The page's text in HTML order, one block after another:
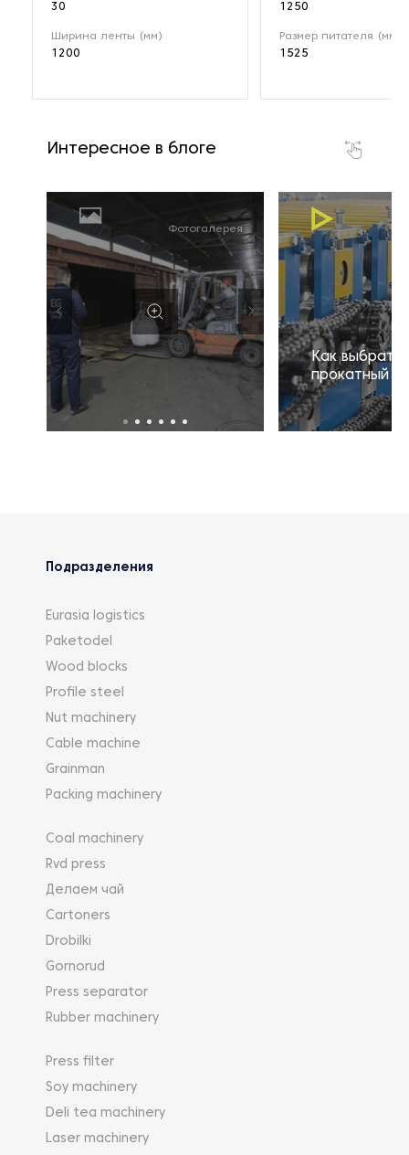
30
Ширина ленты (мм)
1200
1250
Размер питателя (мм)
1525
Интересное в блоге
Фотогалерея
Как выбрать
прокатный
Подразделения
Eurasia logistics
Paketodel
Wood blocks
Profile steel
Nut machinery
Cable machine
Grainman
Packing machinery
Coal machinery
Rvd press
Делаем чай
Cartoners
Drobilki
Gornorud
Press separator
Rubber machinery
Press filter
Soy machinery
Deli tea machinery
Laser machinery